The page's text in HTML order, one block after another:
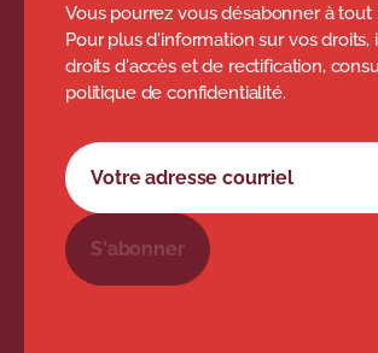
Vous pourrez vous désabonner à
Pour plus d'information sur vos droits,
droits d'accès et de rectification,
politique de confidentialité.
Formulaire d'abonnement à
Votre adresse courriel
S'abonner